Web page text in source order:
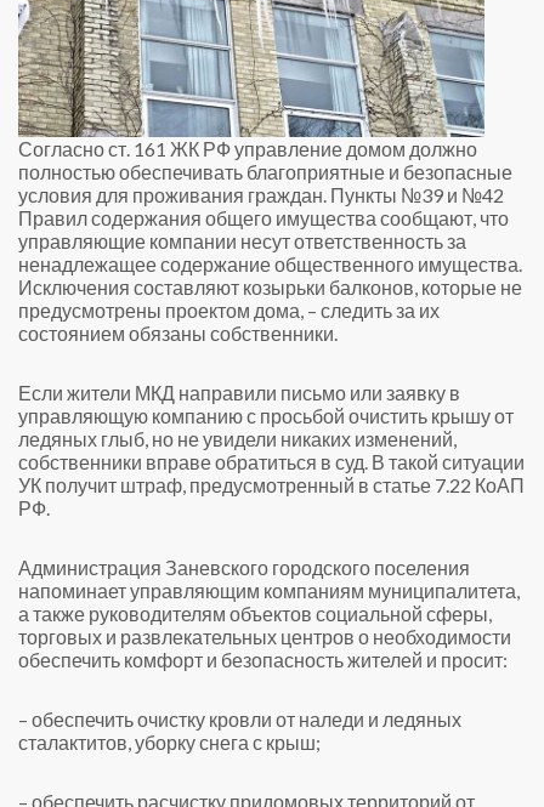
Согласно ст. 161 ЖК РФ управление домом должно
полностью обеспечивать благоприятные и безопасные
условия для проживания граждан. Пункты №39 и №42
Правил содержания общего имущества сообщают, что
управляющие компании несут ответственность за
ненадлежащее содержание общественного имущества.
Исключения составляют козырьки балконов, которые не
предусмотрены проектом дома, – следить за их
состоянием обязаны собственники.
Если жители МКД направили письмо или заявку в
управляющую компанию с просьбой очистить крышу от
ледяных глыб, но не увидели никаких изменений,
собственники вправе обратиться в суд. В такой ситуации
УК получит штраф, предусмотренный в статье 7.22 КоАП
РФ.
Администрация Заневского городского поселения
напоминает управляющим компаниям муниципалитета,
а также руководителям объектов социальной сферы,
торговых и развлекательных центров о необходимости
обеспечить комфорт и безопасность жителей и просит:
– обеспечить очистку кровли от наледи и ледяных
сталактитов, уборку снега с крыш;
– обеспечить расчистку придомовых территорий от